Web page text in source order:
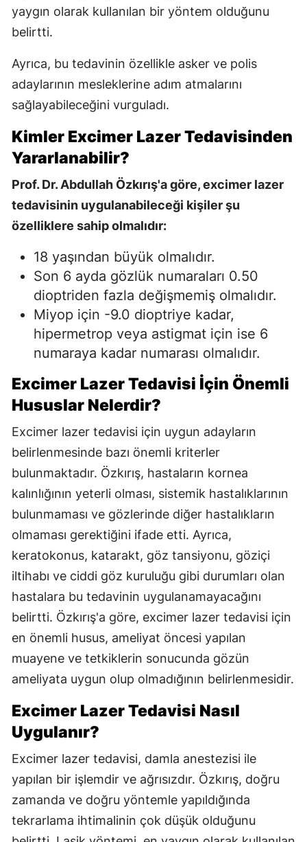
yaygın olarak kullanılan bir yöntem olduğunu
belirtti.
Ayrıca, bu tedavinin özellikle asker ve polis
adaylarının mesleklerine adım atmalarını
sağlayabileceğini vurguladı.
Kimler Excimer Lazer Tedavisinden
Yararlanabilir?
Prof. Dr. Abdullah Özkırış'a göre, excimer lazer
tedavisinin uygulanabileceği kişiler şu
özelliklere sahip olmalıdır:
18 yaşından büyük olmalıdır.
Son 6 ayda gözlük numaraları 0.50
dioptriden fazla değişmemiş olmalıdır.
Miyop için -9.0 dioptriye kadar,
hipermetrop veya astigmat için ise 6
numaraya kadar numarası olmalıdır.
Excimer Lazer Tedavisi İçin Önemli
Hususlar Nelerdir?
Excimer lazer tedavisi için uygun adayların
belirlenmesinde bazı önemli kriterler
bulunmaktadır. Özkırış, hastaların kornea
kalınlığının yeterli olması, sistemik hastalıklarının
bulunmaması ve gözlerinde diğer hastalıkların
olmaması gerektiğini ifade etti. Ayrıca,
keratokonus, katarakt, göz tansiyonu, göziçi
iltihabı ve ciddi göz kuruluğu gibi durumları olan
hastalara bu tedavinin uygulanamayacağını
belirtti. Özkırış'a göre, excimer lazer tedavisi için
en önemli husus, ameliyat öncesi yapılan
muayene ve tetkiklerin sonucunda gözün
ameliyata uygun olup olmadığının belirlenmesidir.
Excimer Lazer Tedavisi Nasıl
Uygulanır?
Excimer lazer tedavisi, damla anestezisi ile
yapılan bir işlemdir ve ağrısızdır. Özkırış, doğru
zamanda ve doğru yöntemle yapıldığında
tekrarlama ihtimalinin çok düşük olduğunu